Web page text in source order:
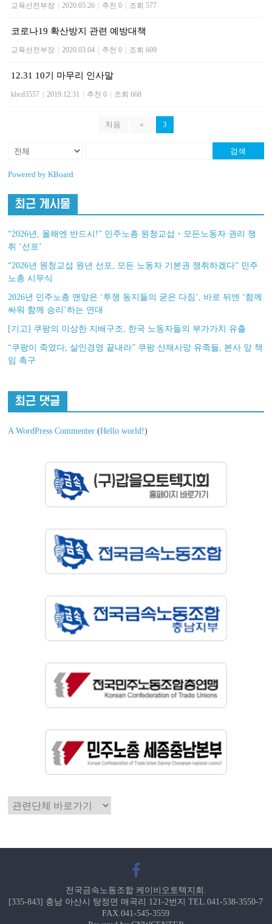
교육선전부장 2020.05.26 추천 0 조회 577
코로나19 확산방지 관련 예방대책
교육선전부장 2020.03.04 추천 0 조회 609
12.31 10기 마무리 인사말
kbcd3557 2019.12.31 추천 0 조회 668
처음 « 3
검색
Powered by KBoard
최근 게시물
“2026년, 올해엔 반드시!” 민주노총 원청교섭・모든노동자 권리 쟁
취 ‘선포’
“2026년 원청교섭 원년 선포, 모든 노동자 기본권 쟁취하겠다” 민주
노총 시무식
2026년 민주노총 맨앞은 ‘투쟁 동지들의 굳은 다짐’, 바로 뒤엔 ‘함께
싸워 함께 승리’하는 연대
[기고] 쿠팡의 이상한 지배구조, 한국 노동자들의 부가가치 유출
“쿠팡이 죽였다, 살인경영 끝내라” 쿠팡 산재사망 유족들, 본사 앞 책
임 촉구
최근 댓글
A WordPress Commenter (Hello world!)
전국금속노동조합 케이비오토텍지회 .
[335-843] 충남 아산시 탕정면 매곡리 121-2번지 TEL.041-538-3550-7
FAX.041-545-3559